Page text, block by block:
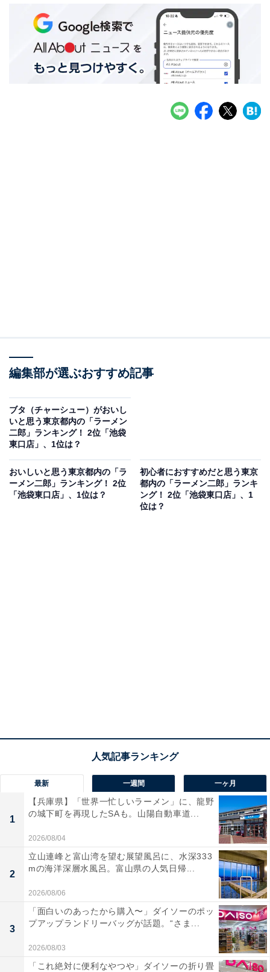
編集部が選ぶおすすめ記事
ブタ（チャーシュー）がおいし
いと思う東京都内の「ラーメン
二郎」ランキング！ 2位「池袋
東口店」、1位は？
おいしいと思う東京都内の「ラ
ーメン二郎」ランキング！ 2位
「池袋東口店」、1位は？
初心者におすすめだと思う東京
都内の「ラーメン二郎」ランキ
ング！ 2位「池袋東口店」、1
位は？
最新 一週間 一ヶ月
1
【兵庫県】「世界一忙しいラーメン」に、龍野
の城下町を再現したSAも。山陽自動車道...
2026/08/04
2
立山連峰と富山湾を望む展望風呂に、水深333
mの海洋深層水風呂。富山県の人気日帰...
2026/08/06
3
「面白いのあったから購入〜」ダイソーのポッ
プアップランドリーバッグが話題。“さま...
2026/08/03
「これ絶対に便利なやつや」ダイソーの折り畳